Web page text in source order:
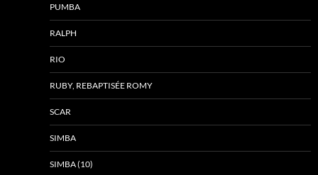
PUMBA
RALPH
RIO
RUBY, REBAPTISÉE ROMY
SCAR
SIMBA
SIMBA (10)